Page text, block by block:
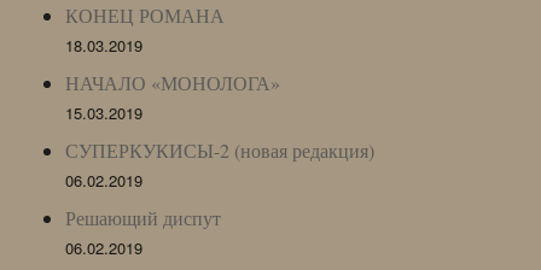
КОНЕЦ РОМАНА
18.03.2019
НАЧАЛО «МОНОЛОГА»
15.03.2019
СУПЕРКУКИСЫ-2 (новая редакция)
06.02.2019
Решающий диспут
06.02.2019